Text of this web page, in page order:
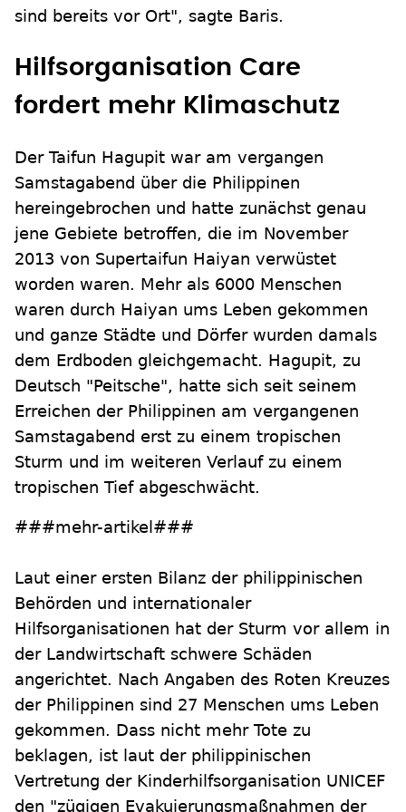
sind bereits vor Ort", sagte Baris.
Hilfsorganisation Care
fordert mehr Klimaschutz
Der Taifun Hagupit war am vergangen
Samstagabend über die Philippinen
hereingebrochen und hatte zunächst genau
jene Gebiete betroffen, die im November
2013 von Supertaifun Haiyan verwüstet
worden waren. Mehr als 6000 Menschen
waren durch Haiyan ums Leben gekommen
und ganze Städte und Dörfer wurden damals
dem Erdboden gleichgemacht. Hagupit, zu
Deutsch "Peitsche", hatte sich seit seinem
Erreichen der Philippinen am vergangenen
Samstagabend erst zu einem tropischen
Sturm und im weiteren Verlauf zu einem
tropischen Tief abgeschwächt.
###mehr-artikel###
Laut einer ersten Bilanz der philippinischen
Behörden und internationaler
Hilfsorganisationen hat der Sturm vor allem in
der Landwirtschaft schwere Schäden
angerichtet. Nach Angaben des Roten Kreuzes
der Philippinen sind 27 Menschen ums Leben
gekommen. Dass nicht mehr Tote zu
beklagen, ist laut der philippinischen
Vertretung der Kinderhilfsorganisation UNICEF
den "zügigen Evakuierungsmaßnahmen der